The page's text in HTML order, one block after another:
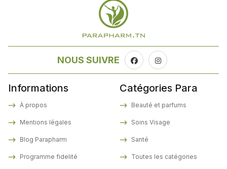
NOUS SUIVRE
Informations
À propos
Mentions légales
Blog Parapharm
Programme fidelité
Catégories Para
Beauté et parfums
Soins Visage
Santé
Toutes les catégories